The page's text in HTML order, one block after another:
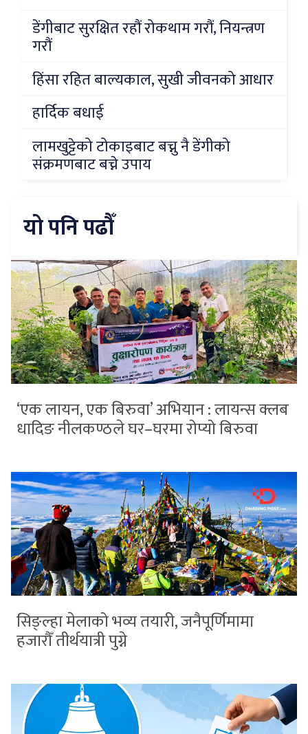
डेंगीबाट सुरक्षित रहौं रोकथाम गरौं, नियन्त्रण
गरौं
हिंसा रहित बाल्यकाल, सुखी जीवनको आधार
हार्दिक बधाई
लामखुट्टेको टोकाइबाट बच्नु नै डेंगीको
संक्रमणबाट बच्ने उपाय
यो पनि पढौँ
‘एक लायन, एक बिरुवा’ अभियान : लायन्स क्लब
धादिङ नीलकण्ठले घर–घरमा रोप्यो बिरुवा
सिङ्ल्हा मेलाको भव्य तयारी, जनैपूर्णिमामा
हजारौँ तीर्थयात्री पुग्ने